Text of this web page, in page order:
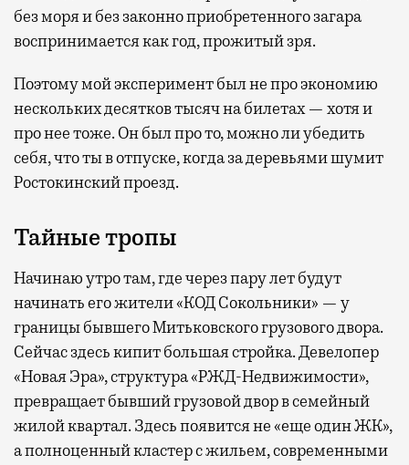
без моря и без законно приобретенного загара
воспринимается как год, прожитый зря.
Поэтому мой эксперимент был не про экономию
нескольких десятков тысяч на билетах — хотя и
про нее тоже. Он был про то, можно ли убедить
себя, что ты в отпуске, когда за деревьями шумит
Ростокинский проезд.
Тайные тропы
Начинаю утро там, где через пару лет будут
начинать его жители «КОД Сокольники» — у
границы бывшего Митьковского грузового двора.
Сейчас здесь кипит большая стройка. Девелопер
«Новая Эра», структура «РЖД-Недвижимости»,
превращает бывший грузовой двор в семейный
жилой квартал. Здесь появится не «еще один ЖК»,
а полноценный кластер с жильем, современными